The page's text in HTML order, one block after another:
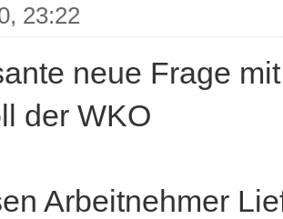
23:22
neue Frage
der WKO
Arbeitnehmer